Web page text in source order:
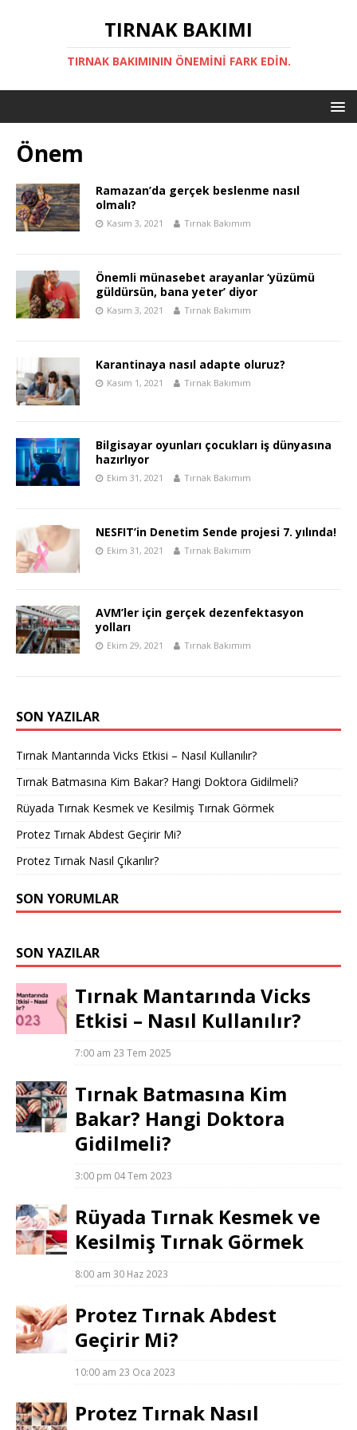
TIRNAK BAKIMI
TIRNAK BAKIMININ ÖNEMINI FARK EDIN.
Önem
Ramazan’da gerçek beslenme nasıl
olmalı?
Kasım 3, 2021 Tırnak Bakımım
Önemli münasebet arayanlar ‘yüzümü
güldürsün, bana yeter’ diyor
Kasım 3, 2021 Tırnak Bakımım
Karantinaya nasıl adapte oluruz?
Kasım 1, 2021 Tırnak Bakımım
Bilgisayar oyunları çocukları iş dünyasına
hazırlıyor
Ekim 31, 2021 Tırnak Bakımım
NESFIT’in Denetim Sende projesi 7. yılında!
Ekim 31, 2021 Tırnak Bakımım
AVM’ler için gerçek dezenfektasyon
yolları
Ekim 29, 2021 Tırnak Bakımım
SON YAZILAR
Tırnak Mantarında Vicks Etkisi – Nasıl Kullanılır?
Tırnak Batmasına Kim Bakar? Hangi Doktora Gidilmeli?
Rüyada Tırnak Kesmek ve Kesilmiş Tırnak Görmek
Protez Tırnak Abdest Geçirir Mi?
Protez Tırnak Nasıl Çıkarılır?
SON YORUMLAR
SON YAZILAR
Tırnak Mantarında Vicks
Etkisi – Nasıl Kullanılır?
7:00 am 23 Tem 2025
Tırnak Batmasına Kim
Bakar? Hangi Doktora
Gidilmeli?
3:00 pm 04 Tem 2023
Rüyada Tırnak Kesmek ve
Kesilmiş Tırnak Görmek
8:00 am 30 Haz 2023
Protez Tırnak Abdest
Geçirir Mi?
10:00 am 23 Oca 2023
Protez Tırnak Nasıl